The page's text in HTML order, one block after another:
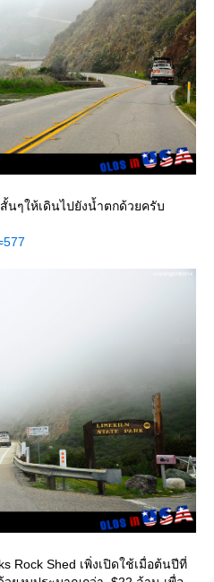
นๆให้เดินไปยังน้ำตกด้วยครับ
Rock Shed เพิ่งเปิดใช้เมื่อต้นปีที่